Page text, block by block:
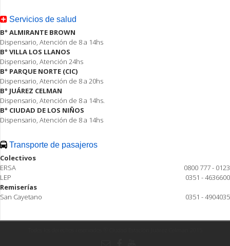
Servicios de salud
B° ALMIRANTE BROWN
Dispensario, Atención de 8 a 14hs
B° VILLA LOS LLANOS
Dispensario, Atención 24hs
B° PARQUE NORTE (CIC)
Dispensario, Atención de 8 a 20hs
B° JUÁREZ CELMAN
Dispensario, Atención de 8 a 14hs.
B° CIUDAD DE LOS NIÑOS
Dispensario, Atención de 8 a 14hs
Transporte de pasajeros
Colectivos
ERSA
0800 777 - 0123
LEP
0351 - 4636600
Remiserías
San Cayetano
0351 - 4904035